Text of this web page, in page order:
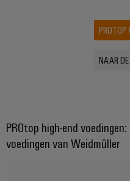
&
distributie
Software
PROTOP
NAAR
PROtop high-end
voedingen van Weidmüller